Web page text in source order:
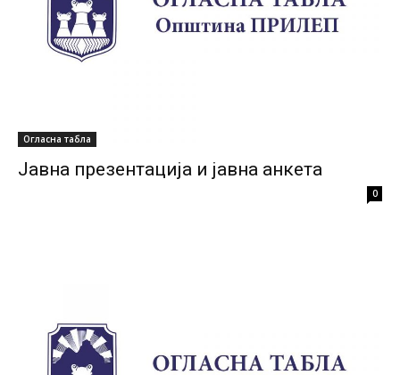
Огласна табла
Јавна презентација и јавна анкета
0